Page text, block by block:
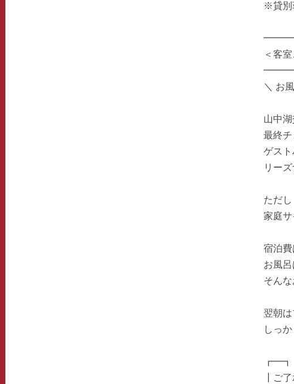
※貸別
＜客
＼ お
山中
最終チ
ゲス
リー
ただ
家庭
宿泊費
お風
そん
翌朝
しっ
┏━┓
┃ご